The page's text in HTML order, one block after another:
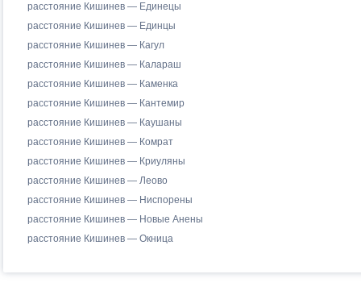
расстояние Кишинев — Единецы
расстояние Кишинев — Единцы
расстояние Кишинев — Кагул
расстояние Кишинев — Калараш
расстояние Кишинев — Каменка
расстояние Кишинев — Кантемир
расстояние Кишинев — Каушаны
расстояние Кишинев — Комрат
расстояние Кишинев — Криуляны
расстояние Кишинев — Леово
расстояние Кишинев — Ниспорены
расстояние Кишинев — Новые Анены
расстояние Кишинев — Окница